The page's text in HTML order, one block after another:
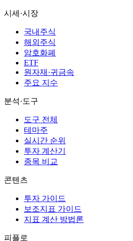
시세·시장
국내주식
해외주식
암호화폐
ETF
원자재·귀금속
주요 지수
분석·도구
도구 전체
테마주
실시간 순위
투자 계산기
종목 비교
콘텐츠
투자 가이드
보조지표 가이드
지표 계산 방법론
피플로